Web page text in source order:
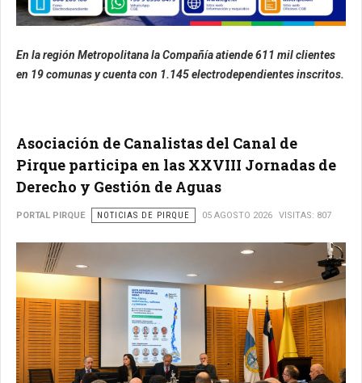
En la región Metropolitana la Compañía atiende 611 mil clientes
en 19 comunas y cuenta con 1.145 electrodependientes inscritos.
Asociación de Canalistas del Canal de
Pirque participa en las XXVIII Jornadas de
Derecho y Gestión de Aguas
PORTAL PIRQUE NOTICIAS DE PIRQUE 05 AGOSTO 2026 VISITAS: 807